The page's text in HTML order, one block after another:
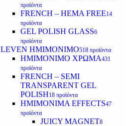
προϊόντα
FRENCH – HEMA FREE14
προϊόντα
GEL POLISH GLASS6
προϊόντα
LEVEN ΗΜΙΜΟΝΙΜΟ518 προϊόντα
ΗΜΙΜΟΝΙΜΟ ΧΡΩΜΑ431
προϊόντα
FRENCH – SEMI
TRANSPARENT GEL
POLISH18 προϊόντα
HMIMONIMA EFFECTS47
προϊόντα
JUICY MAGNET8